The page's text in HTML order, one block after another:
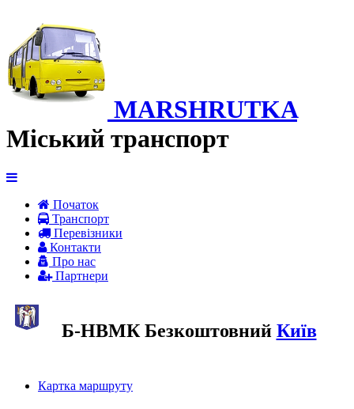
MARSHRUTKA
Міський транспорт
Початок
Транспорт
Перевiзники
Контакти
Про нас
Партнери
Б-НВМК Безкоштовний Київ
Картка маршруту